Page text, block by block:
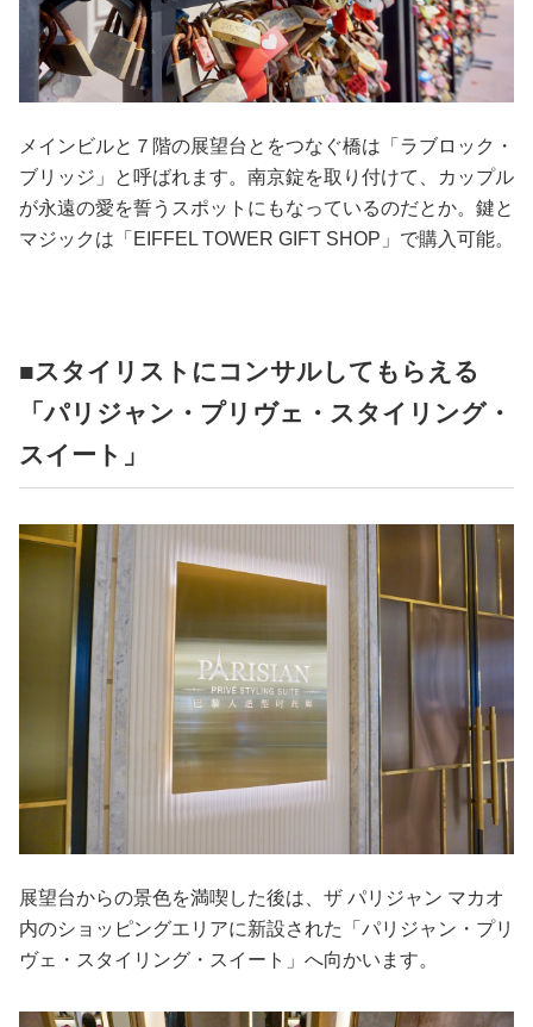
メインビルと７階の展望台とをつなぐ橋は「ラブロック・
ブリッジ」と呼ばれます。南京錠を取り付けて、カップル
が永遠の愛を誓うスポットにもなっているのだとか。鍵と
マジックは「EIFFEL TOWER GIFT SHOP」で購入可能。
■スタイリストにコンサルしてもらえる
「パリジャン・プリヴェ・スタイリング・
スイート」
展望台からの景色を満喫した後は、ザ パリジャン マカオ
内のショッピングエリアに新設された「パリジャン・プリ
ヴェ・スタイリング・スイート」へ向かいます。